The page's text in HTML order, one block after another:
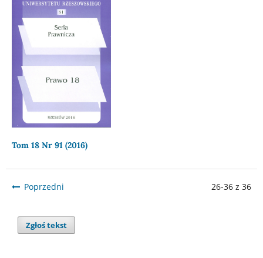
Tom 18 Nr 91 (2016)
Poprzedni 26-36 z 36
Zgłoś tekst